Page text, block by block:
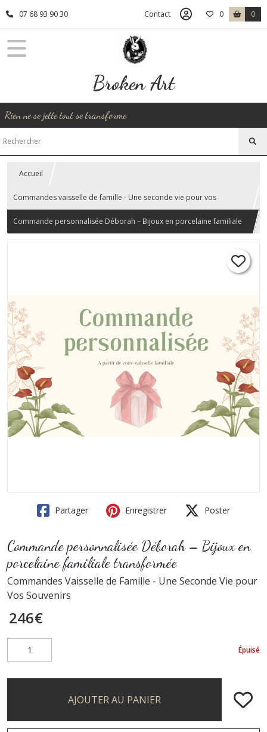
07 68 93 90 30 Contact 0 0
Broken Art
Rien ne se jette tout se transforme
Accueil
Commandes vaisselle de famille - Une seconde vie pour vos
souvenirs
Commande personnalisée Déborah – Bijoux en porcelaine familiale
Partager Enregistrer Poster
Commande personnalisée Déborah – Bijoux en
porcelaine familiale transformée
Commandes Vaisselle de Famille - Une Seconde Vie pour
Vos Souvenirs
246€
Épuisé
AJOUTER AU PANIER